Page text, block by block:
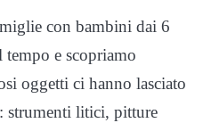
con bambini dai 6
e scopriamo
oggetti ci hanno lasciato
strumenti litici, pitture